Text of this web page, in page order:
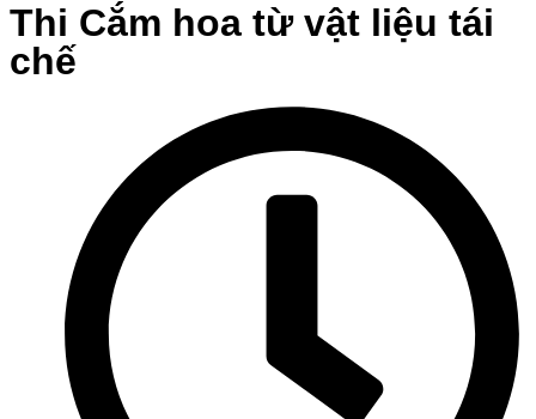
Thi Cắm hoa từ vật liệu tái
chế